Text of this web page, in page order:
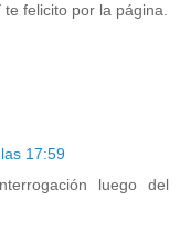
felicito por la página.
17:59
luego del